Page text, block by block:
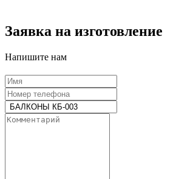
Заявка на изготовление
Напишите нам